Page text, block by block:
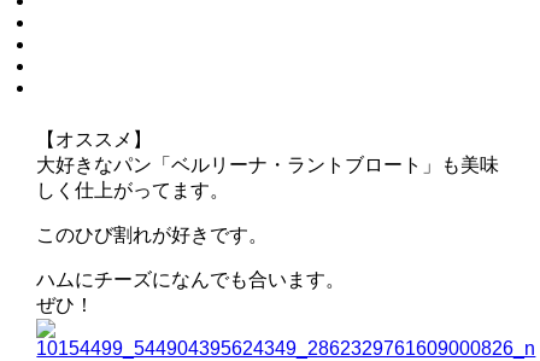
【オススメ】
大好きなパン「ベルリーナ・ラントブロート」も美味
しく仕上がってます。
このひび割れが好きです。
ハムにチーズになんでも合います。
ぜひ！